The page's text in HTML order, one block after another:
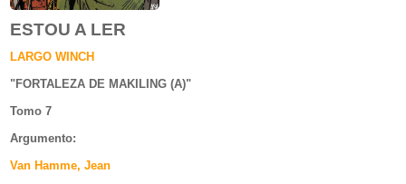
ESTOU A LER
LARGO WINCH
"FORTALEZA DE MAKILING (A)"
Tomo 7
Argumento:
Van Hamme, Jean